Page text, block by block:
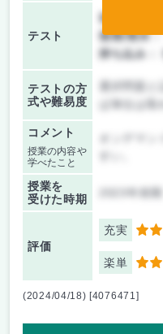
テスト
前期/中間：
後期/期末：
持ち込み：
テストの方
式や難易度
選択問題
コメント
授業の内容や
学べたこと
授業を
受けた時期
評価
充実 5
楽単 5
(2024/04/18) [4076471]